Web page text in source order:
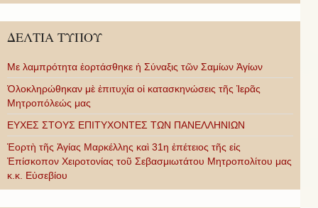
ΔΕΛΤΙΑ ΤΥΠΟΥ
Με λαμπρότητα ἑορτάσθηκε ἡ Σύναξις τῶν Σαμίων Ἁγίων
Ὁλοκληρώθηκαν μὲ ἐπιτυχία οἱ κατασκηνώσεις τῆς Ἱερᾶς
Μητροπόλεώς μας
ΕΥΧΕΣ ΣΤΟΥΣ ΕΠΙΤΥΧΟΝΤΕΣ ΤΩΝ ΠΑΝΕΛΛΗΝΙΩΝ
Ἑορτὴ τῆς Ἁγίας Μαρκέλλης καὶ 31η ἐπέτειος τῆς εἰς
Ἐπίσκοπον Χειροτονίας τοῦ Σεβασμιωτάτου Μητροπολίτου μας
κ.κ. Εὐσεβίου